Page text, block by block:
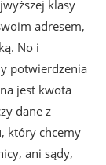
klasy
adresem,
No i
potwierdzenia
jest kwota
dane z
który chcemy
ani sądy,